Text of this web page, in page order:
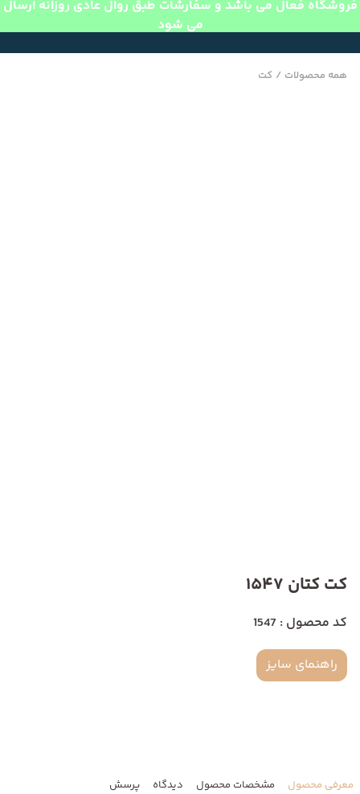
فروشگاه فعال می باشد و سفارشات طبق روال عادی روزانه ارسال
می شود
همه محصولات / کت
کت کتان 1547
کد محصول : 1547
راهنمای سایز
معرفی محصول مشخصات محصول دیدگاه پرسش